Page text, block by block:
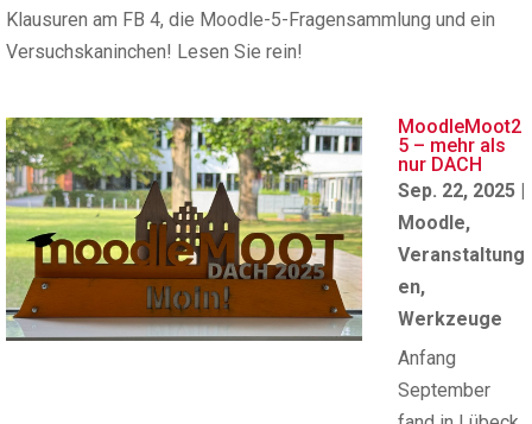
Klausuren am FB 4, die Moodle-5-Fragensammlung und ein
Versuchskaninchen! Lesen Sie rein!
MoodleMoot2
5 – mehr als
nur DACH
Sep. 22, 2025 |
Moodle,
Veranstaltung
en,
Werkzeuge
Anfang
September